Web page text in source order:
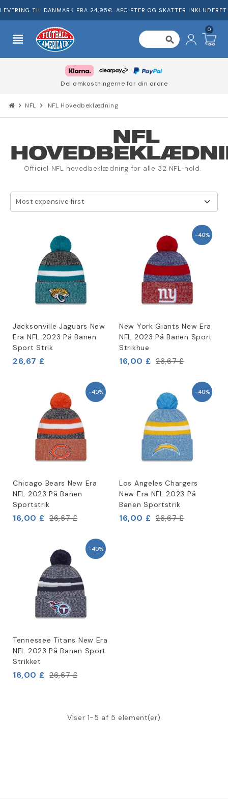
LEVERING TIL DANMARK FRA 24,95€. AFGIFTER OG SKATTER INKLUDERET.
view_headline search
0
Del omkostningerne for din ordre
chevron_right NFL chevron_right NFL Hovedbeklædning
NFL
Officiel NFL hovedbeklædning for alle 32 NFL-hold.
Most expensive first
Jacksonville Jaguars New
Era NFL 2023 På Banen
Sport Strik
26,67 £
-40%
New York Giants New Era
NFL 2023 På Banen Sport
Strikhue
16,00 £ 26,67 £
-40%
Chicago Bears New Era
NFL 2023 På Banen
Sportstrik
16,00 £ 26,67 £
-40%
Los Angeles Chargers
New Era NFL 2023 På
Banen Sportstrik
16,00 £ 26,67 £
-40%
Tennessee Titans New Era
NFL 2023 På Banen Sport
Strikket
16,00 £ 26,67 £
Viser 1-5 af 5 element(er)